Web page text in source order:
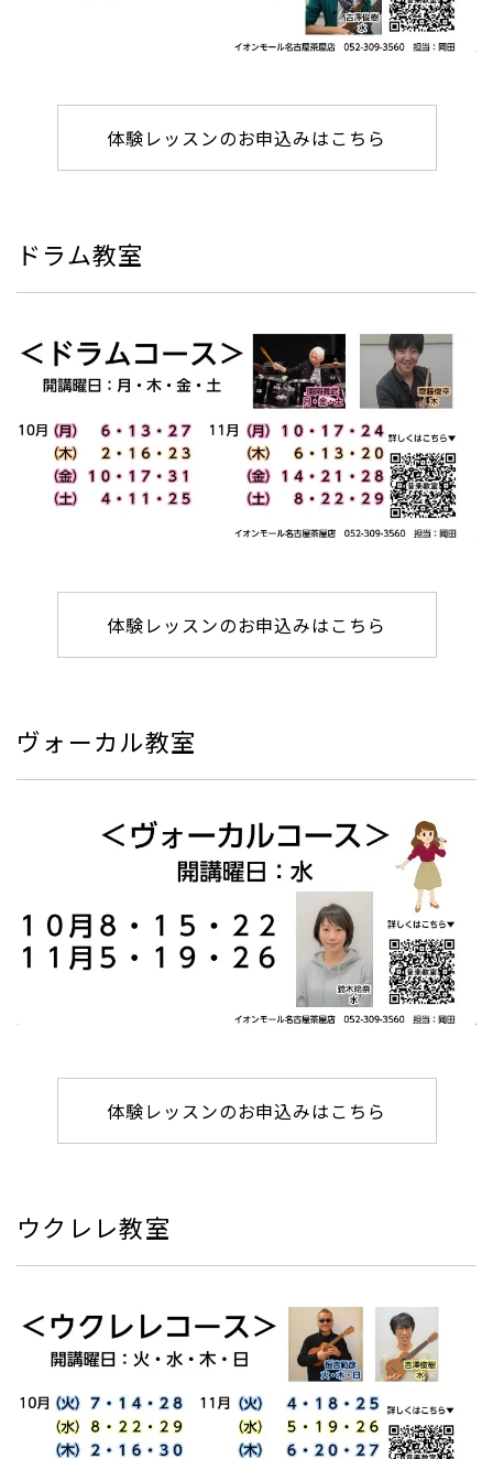
体験レッスンのお申込みはこちら
ドラム教室
体験レッスンのお申込みはこちら
ヴォーカル教室
体験レッスンのお申込みはこちら
ウクレレ教室